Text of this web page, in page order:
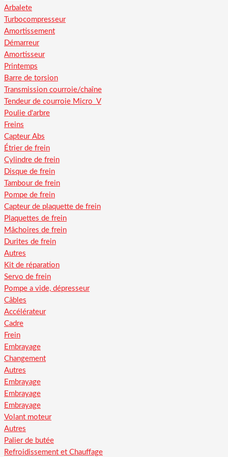
Arbalete
Turbocompresseur
Amortissement
Démarreur
Amortisseur
Printemps
Barre de torsion
Transmission courroie/chaîne
Tendeur de courroie Micro_V
Poulie d'arbre
Freins
Capteur Abs
Étrier de frein
Cylindre de frein
Disque de frein
Tambour de frein
Pompe de frein
Capteur de plaquette de frein
Plaquettes de frein
Mâchoires de frein
Durites de frein
Autres
Kit de réparation
Servo de frein
Pompe a vide, dépresseur
Câbles
Accélérateur
Cadre
Frein
Embrayage
Changement
Autres
Embrayage
Embrayage
Embrayage
Volant moteur
Autres
Palier de butée
Refroidissement et Chauffage